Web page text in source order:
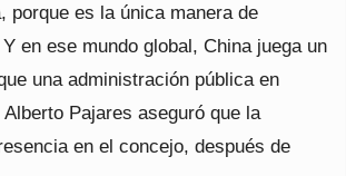
porque es la única manera de
en ese mundo global, China juega un
una administración pública en
Pajares aseguró que la
en el concejo, después de